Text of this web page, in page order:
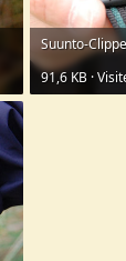
Suunto-
91,6 KB ·